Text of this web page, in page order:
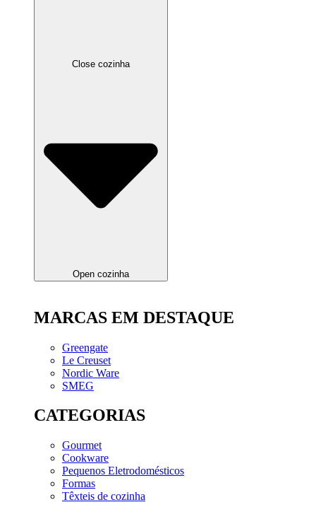
Close cozinha
Open cozinha
MARCAS EM DESTAQUE
Greengate
Le Creuset
Nordic Ware
SMEG
CATEGORIAS
Gourmet
Cookware
Pequenos Eletrodomésticos
Formas
Têxteis de cozinha